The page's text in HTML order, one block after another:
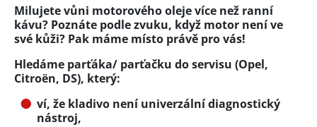
Milujete vůni motorového oleje více než ranní
kávu? Poznáte podle zvuku, když motor není ve
své kůži? Pak máme místo právě pro vás!
Hledáme parťáka/ parťačku do servisu (Opel,
Citroën, DS), který:
ví, že kladivo není univerzální diagnostický
nástroj,